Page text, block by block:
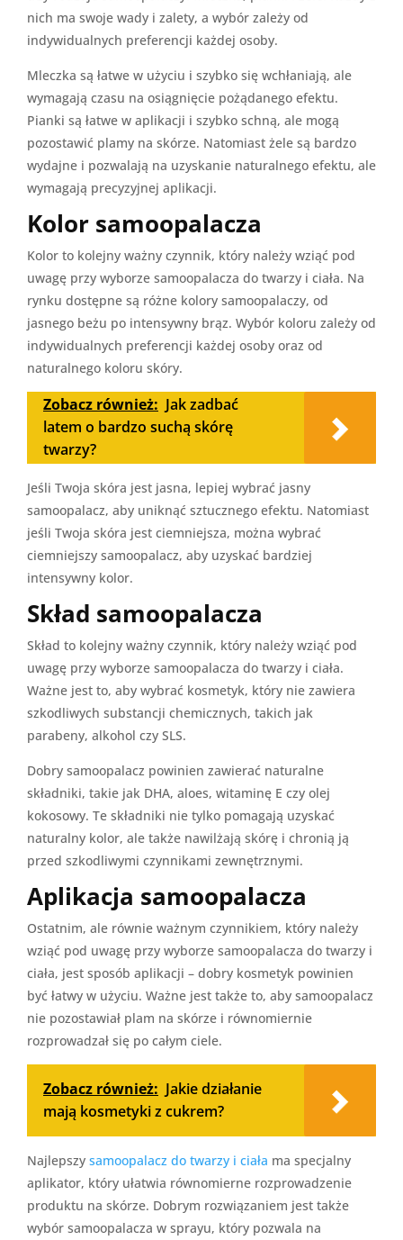
nich ma swoje wady i zalety, a wybór zależy od
indywidualnych preferencji każdej osoby.
Mleczka są łatwe w użyciu i szybko się wchłaniają, ale
wymagają czasu na osiągnięcie pożądanego efektu.
Pianki są łatwe w aplikacji i szybko schną, ale mogą
pozostawić plamy na skórze. Natomiast żele są bardzo
wydajne i pozwalają na uzyskanie naturalnego efektu, ale
wymagają precyzyjnej aplikacji.
Kolor samoopalacza
Kolor to kolejny ważny czynnik, który należy wziąć pod
uwagę przy wyborze samoopalacza do twarzy i ciała. Na
rynku dostępne są różne kolory samoopalaczy, od
jasnego beżu po intensywny brąz. Wybór koloru zależy od
indywidualnych preferencji każdej osoby oraz od
naturalnego koloru skóry.
Zobacz również: Jak zadbać
latem o bardzo suchą skórę
twarzy?
Jeśli Twoja skóra jest jasna, lepiej wybrać jasny
samoopalacz, aby uniknąć sztucznego efektu. Natomiast
jeśli Twoja skóra jest ciemniejsza, można wybrać
ciemniejszy samoopalacz, aby uzyskać bardziej
intensywny kolor.
Skład samoopalacza
Skład to kolejny ważny czynnik, który należy wziąć pod
uwagę przy wyborze samoopalacza do twarzy i ciała.
Ważne jest to, aby wybrać kosmetyk, który nie zawiera
szkodliwych substancji chemicznych, takich jak
parabeny, alkohol czy SLS.
Dobry samoopalacz powinien zawierać naturalne
składniki, takie jak DHA, aloes, witaminę E czy olej
kokosowy. Te składniki nie tylko pomagają uzyskać
naturalny kolor, ale także nawilżają skórę i chronią ją
przed szkodliwymi czynnikami zewnętrznymi.
Aplikacja samoopalacza
Ostatnim, ale równie ważnym czynnikiem, który należy
wziąć pod uwagę przy wyborze samoopalacza do twarzy i
ciała, jest sposób aplikacji – dobry kosmetyk powinien
być łatwy w użyciu. Ważne jest także to, aby samoopalacz
nie pozostawiał plam na skórze i równomiernie
rozprowadzał się po całym ciele.
Zobacz również: Jakie działanie
mają kosmetyki z cukrem?
Najlepszy samoopalacz do twarzy i ciała ma specjalny
aplikator, który ułatwia równomierne rozprowadzenie
produktu na skórze. Dobrym rozwiązaniem jest także
wybór samoopalacza w sprayu, który pozwala na